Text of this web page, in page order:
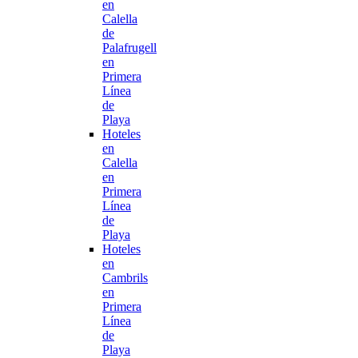
en
Calella
de
Palafrugell
en
Primera
Línea
de
Playa
Hoteles
en
Calella
en
Primera
Línea
de
Playa
Hoteles
en
Cambrils
en
Primera
Línea
de
Playa